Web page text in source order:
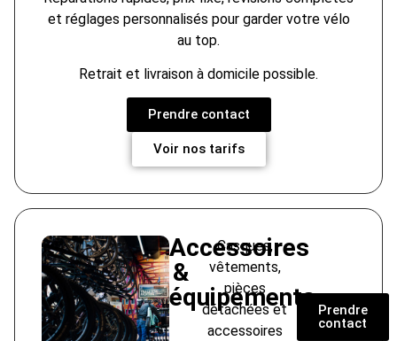
et réglages personnalisés pour garder votre vélo
au top.
Retrait et livraison à domicile possible.
Prendre contact
Voir nos tarifs
Accessoires
&
équipements
Casques,
vêtements,
pièces
détachées et
accessoires
Prendre
contact